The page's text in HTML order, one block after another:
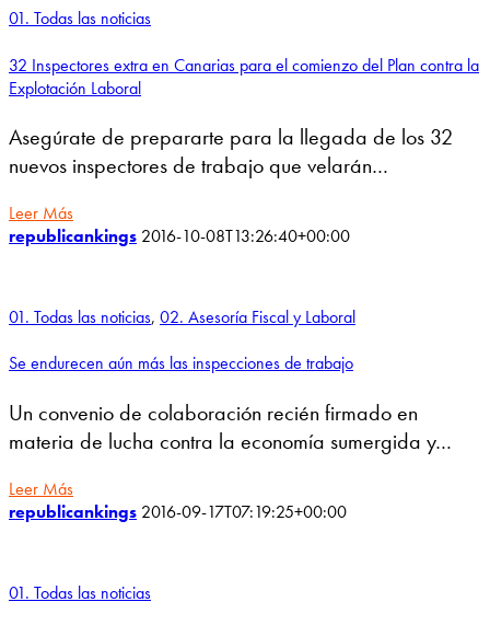
01. Todas las noticias
32 Inspectores extra en Canarias para el comienzo del Plan contra la
Explotación Laboral
Asegúrate de prepararte para la llegada de los 32
nuevos inspectores de trabajo que velarán…
Leer Más
republicankings 2016-10-08T13:26:40+00:00
01. Todas las noticias, 02. Asesoría Fiscal y Laboral
Se endurecen aún más las inspecciones de trabajo
Un convenio de colaboración recién firmado en
materia de lucha contra la economía sumergida y…
Leer Más
republicankings 2016-09-17T07:19:25+00:00
01. Todas las noticias